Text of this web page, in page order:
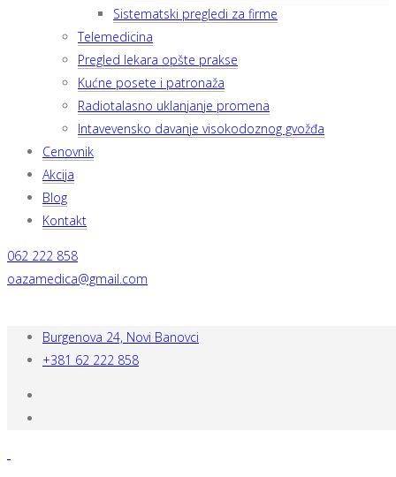
Sistematski pregledi za firme
Telemedicina
Pregled lekara opšte prakse
Kućne posete i patronaža
Radiotalasno uklanjanje promena
Intavevensko davanje visokodoznog gvožđa
Cenovnik
Akcija
Blog
Kontakt
062 222 858
oazamedica@gmail.com
Burgenova 24, Novi Banovci
+381 62 222 858